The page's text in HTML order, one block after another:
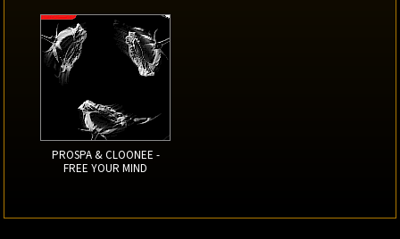
PROSPA & CLOONEE -
FREE YOUR MIND